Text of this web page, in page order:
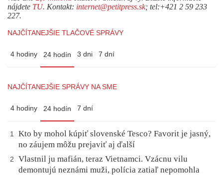
nájdete TU. Kontakt: internet@petitpress.sk; tel:+421 2 59 233
227.
NAJČÍTANEJŠIE TLAČOVÉ SPRÁVY
4 hodiny 24 hodín 3 dni 7 dní
NAJČÍTANEJŠIE SPRÁVY NA SME
4 hodiny 24 hodín 7 dní
1
Kto by mohol kúpiť slovenské Tesco? Favorit je jasný,
no záujem môžu prejaviť aj ďalší
2
Vlastnil ju mafián, teraz Vietnamci. Vzácnu vilu
demontujú neznámi muži, polícia zatiaľ nepomohla